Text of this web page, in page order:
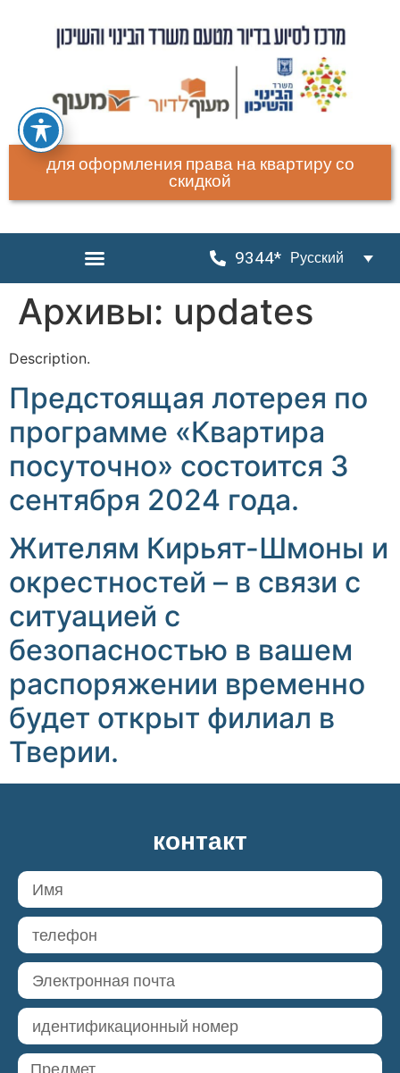
для оформления права на квартиру со
скидкой
9344* Русский
Архивы: updates
Description.
Предстоящая лотерея по
программе «Квартира
посуточно» состоится 3
сентября 2024 года.
Жителям Кирьят-Шмоны и
окрестностей – в связи с
ситуацией с
безопасностью в вашем
распоряжении временно
будет открыт филиал в
Тверии.
контакт